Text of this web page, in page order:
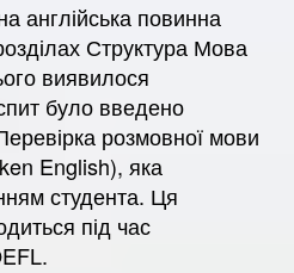
англійська повинна
Структура Мова
виявилося
було введено
розмовної мови
English), яка
студента. Ця
під час